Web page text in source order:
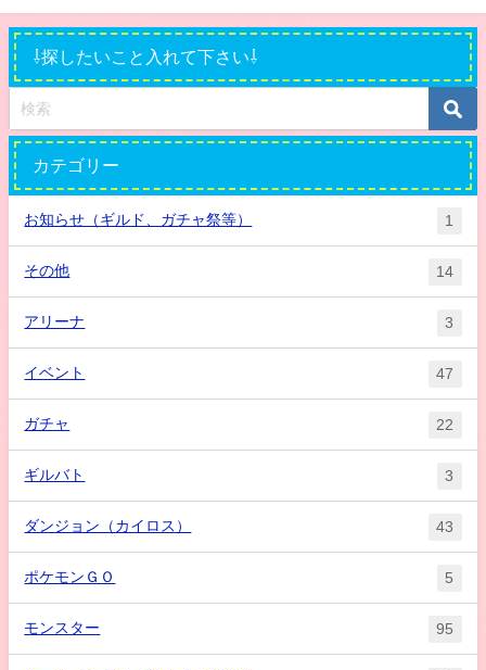
⇩探したいこと入れて下さい⇩
カテゴリー
お知らせ（ギルド、ガチャ祭等） 1
その他 14
アリーナ 3
イベント 47
ガチャ 22
ギルバト 3
ダンジョン（カイロス） 43
ポケモンＧＯ 5
モンスター 95